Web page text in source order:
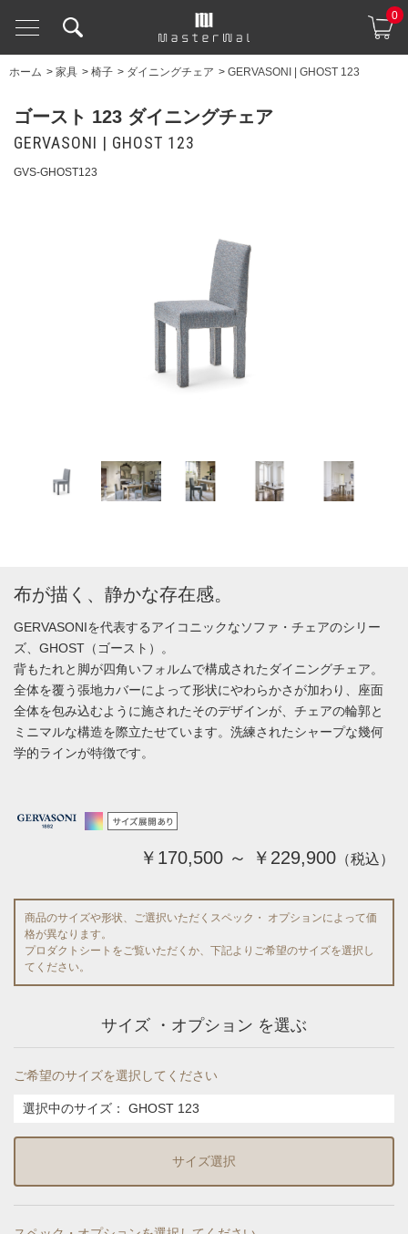
0
ホーム > 家具 > 椅子 > ダイニングチェア > GERVASONI | GHOST 123
ゴースト 123 ダイニングチェア
GERVASONI | GHOST 123
GVS-GHOST123
布が描く、静かな存在感。
GERVASONIを代表するアイコニックなソファ・チェアのシリー
ズ、GHOST（ゴースト）。
背もたれと脚が四角いフォルムで構成されたダイニングチェア。
全体を覆う張地カバーによって形状にやわらかさが加わり、座面
全体を包み込むように施されたそのデザインが、チェアの輪郭と
ミニマルな構造を際立たせています。洗練されたシャープな幾何
学的ラインが特徴です。
￥170,500 ～ ￥229,900 （税込）
商品のサイズや形状、ご選択いただくスペック・ オプションによって価
格が異なります。
プロダクトシートをご覧いただくか、下記よりご希望のサイズを選択し
てください。
サイズ ・オプション を選ぶ
ご希望のサイズを選択してください
選択中のサイズ： GHOST 123
サイズ選択